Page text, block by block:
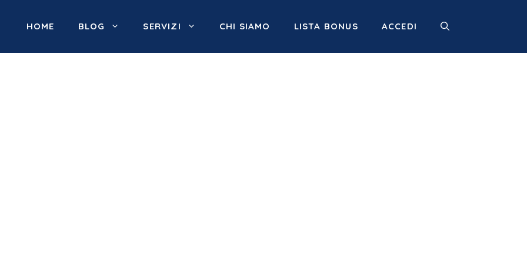
HOME BLOG SERVIZI CHI SIAMO LISTA BONUS ACCEDI